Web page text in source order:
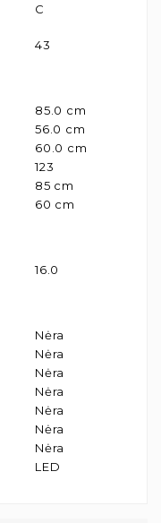
C
43
85.0 cm
56.0 cm
60.0 cm
123
85 cm
60 cm
16.0
Nėra
Nėra
Nėra
Nėra
Nėra
Nėra
Nėra
LED